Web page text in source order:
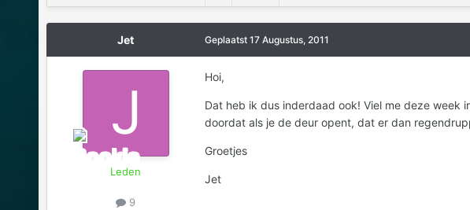
Jet
Leden
9
Geplaatst 17 Augustus, 2011
Hoi,
Dat heb ik dus inderdaad ook! Viel me deze week
doordat als je de deur opent, dat er dan
Groetjes
Jet